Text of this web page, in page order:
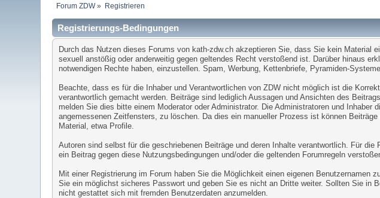
Forum ZDW» Registrieren
Registrierungs-Bedingungen
Durch das Nutzen dieses Forums von kath-zdw.ch akzeptieren Sie, dass Sie kein
sexuell anstößig oder anderweitig gegen geltendes Recht verstoßend ist. Darüber hinaus
notwendigen Rechte haben, einzustellen. Spam, Werbung, Kettenbriefe, Pyramiden-
Beachte, dass es für die Inhaber und Verantwortlichen von ZDW nicht möglich ist die
verantwortlich gemacht werden. Beiträge sind lediglich Aussagen und Ansichten des
melden Sie dies bitte einem Moderator oder Administrator. Die Administratoren und
angemessenen Zeitfensters, zu löschen. Da dies ein manueller Prozess ist können
Material, etwa Profile.
Autoren sind selbst für die geschriebenen Beiträge und deren Inhalte verantwortlich. Für
ein Beitrag gegen diese Nutzungsbedingungen und/oder die geltenden Forumregeln
Mit einer Registrierung im Forum haben Sie die Möglichkeit einen eigenen
Sie ein möglichst sicheres Passwort und geben Sie es nicht an Dritte weiter. Sollten Sie
nicht gestattet sich mit fremden Benutzerdaten anzumelden.